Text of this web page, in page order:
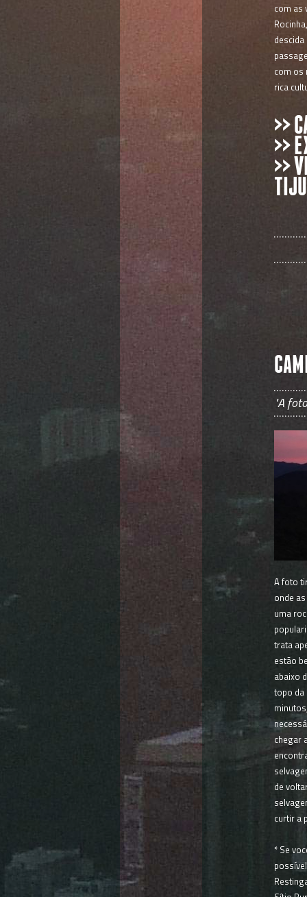
com as
com os
rica
>>
>>
>>
"A
A foto
onde
uma
trata
estão
abaixo
topo da
chegar
de
curtir a
* Se